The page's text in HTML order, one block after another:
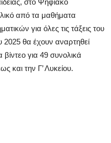
από τα μαθήματα
για όλες τις τάξεις του
2025 θα έχουν αναρτηθεί
για 49 συνολικά
και την Γ’ Λυκείου.